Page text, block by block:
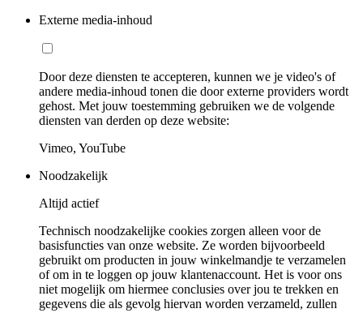
Externe media-inhoud
Door deze diensten te accepteren, kunnen we je video's of
andere media-inhoud tonen die door externe providers wordt
gehost. Met jouw toestemming gebruiken we de volgende
diensten van derden op deze website:
Vimeo, YouTube
Noodzakelijk
Altijd actief
Technisch noodzakelijke cookies zorgen alleen voor de
basisfuncties van onze website. Ze worden bijvoorbeeld
gebruikt om producten in jouw winkelmandje te verzamelen
of om in te loggen op jouw klantenaccount. Het is voor ons
niet mogelijk om hiermee conclusies over jou te trekken en
gegevens die als gevolg hiervan worden verzameld, zullen